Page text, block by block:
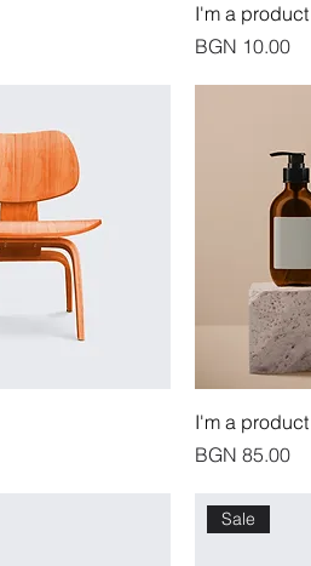
I'm a product
價格
BGN 10.00
I'm a product
價格
BGN 85.00
Sale